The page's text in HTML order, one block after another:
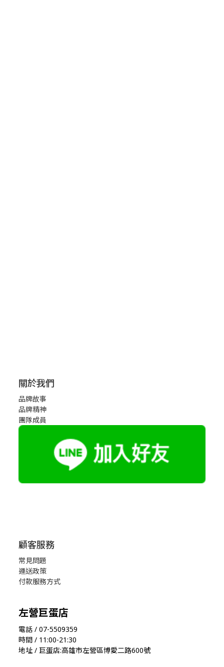
關於我們
品牌故事
品牌精神
團隊成員
顧客服務
常見問題
運送政策
付款服務方式
左營巨蛋店
電話 / 07-5509359
時間 / 11:00-21:30
地址 / 巨蛋店:高雄市左營區博愛二路600號